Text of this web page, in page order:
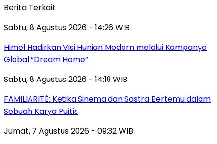
Berita Terkait
Sabtu, 8 Agustus 2026 - 14:26 WIB
Himel Hadirkan Visi Hunian Modern melalui Kampanye
Global “Dream Home”
Sabtu, 8 Agustus 2026 - 14:19 WIB
FAMILIARITÉ: Ketika Sinema dan Sastra Bertemu dalam
Sebuah Karya Puitis
Jumat, 7 Agustus 2026 - 09:32 WIB